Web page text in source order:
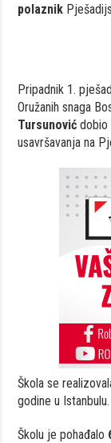
polaznik
Pripadnik 1.
Oružanih snaga
Tursunović dobio
usavršavanja na
Škola se
godine u Istanbulu.
Školu je pohađalo